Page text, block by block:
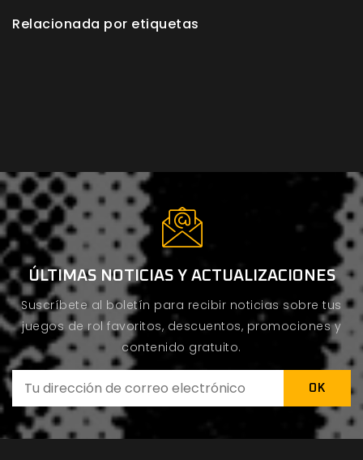
Relacionada por etiquetas
ÚLTIMAS NOTICIAS Y ACTUALIZACIONES
Suscríbete al boletín para recibir noticias sobre tus
juegos de rol favoritos, descuentos, promociones y
contenido gratuito.